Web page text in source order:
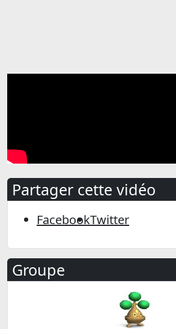
Partager cette vidéo
FacebookTwitter
Groupe